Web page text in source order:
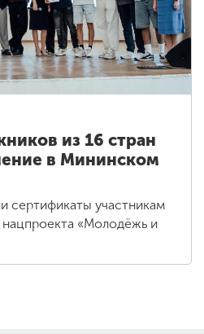
из 16 стран
в Мининском
сертификаты участникам
«Молодёжь и